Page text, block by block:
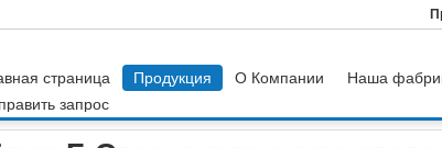
страница Продукция О Компании Наша
запрос
блока Блок F-Стержня выхода стола офиса конференции